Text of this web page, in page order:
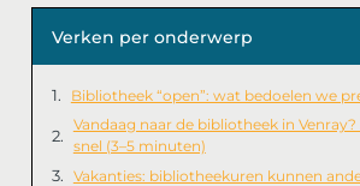
Verken per onderwerp
Bibliotheek “open”: wat bedoelen we
Vandaag naar de bibliotheek in
snel (3–5 minuten)
Vakanties: bibliotheekuren kunnen